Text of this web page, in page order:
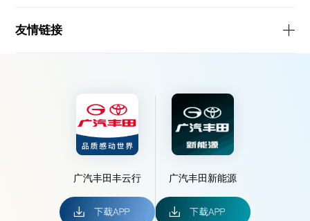
友情链接
广汽丰田丰云行 广汽丰田新能源